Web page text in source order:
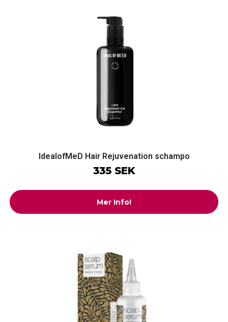
IdealofMeD Hair Rejuvenation schampo
335 SEK
Mer Info!